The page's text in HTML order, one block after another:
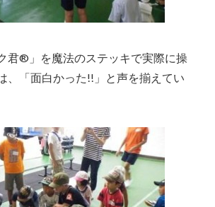
君®」を魔法のステッキで実際に操
、「面白かった!!」と声を揃えてい